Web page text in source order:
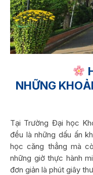
NHỮNG
Tại Trường Đại học
đều là những dấu ấn
học căng thẳng mà
những giờ thực hành
đơn giản là phút giây